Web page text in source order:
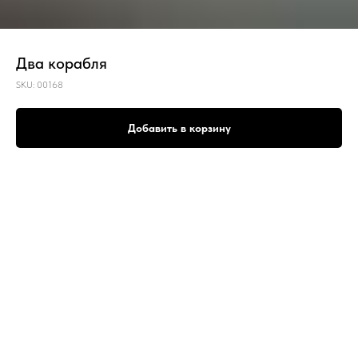
Два корабля
SKU: 00168
Добавить в корзину